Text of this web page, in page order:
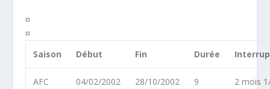
¤
¤
Saison
Début Fin Durée
AFC
04/02/2002 28/10/2002
9
2 mois